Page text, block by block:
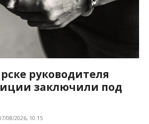
руководителя
заключили под
08/2026, 10:15